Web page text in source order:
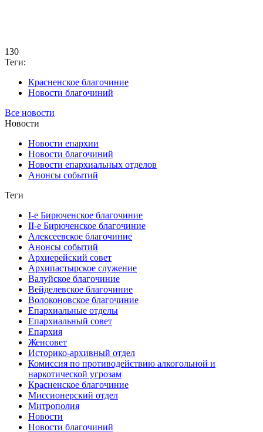
130
Теги:
Красненское благочиние
Новости благочиний
Все новости
Новости
Новости епархии
Новости благочиний
Новости епархиальных отделов
Анонсы событий
Теги
I-е Бирюченское благочиние
II-е Бирюченское благочиние
Алексеевское благочиние
Анонсы событий
Архиерейский совет
Архипастырское служение
Валуйское благочиние
Вейделевское благочиние
Волоконовское благочиние
Епархиальные отделы
Епархиальный совет
Епархия
Женсовет
Историко-архивный отдел
Комиссия по противодействию алкогольной и
наркотической угрозам
Красненское благочиние
Миссионерский отдел
Митрополия
Новости
Новости благочиний